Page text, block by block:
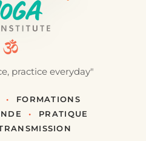
practice everyday"
•
FORMATIONS
•
PRATIQUE